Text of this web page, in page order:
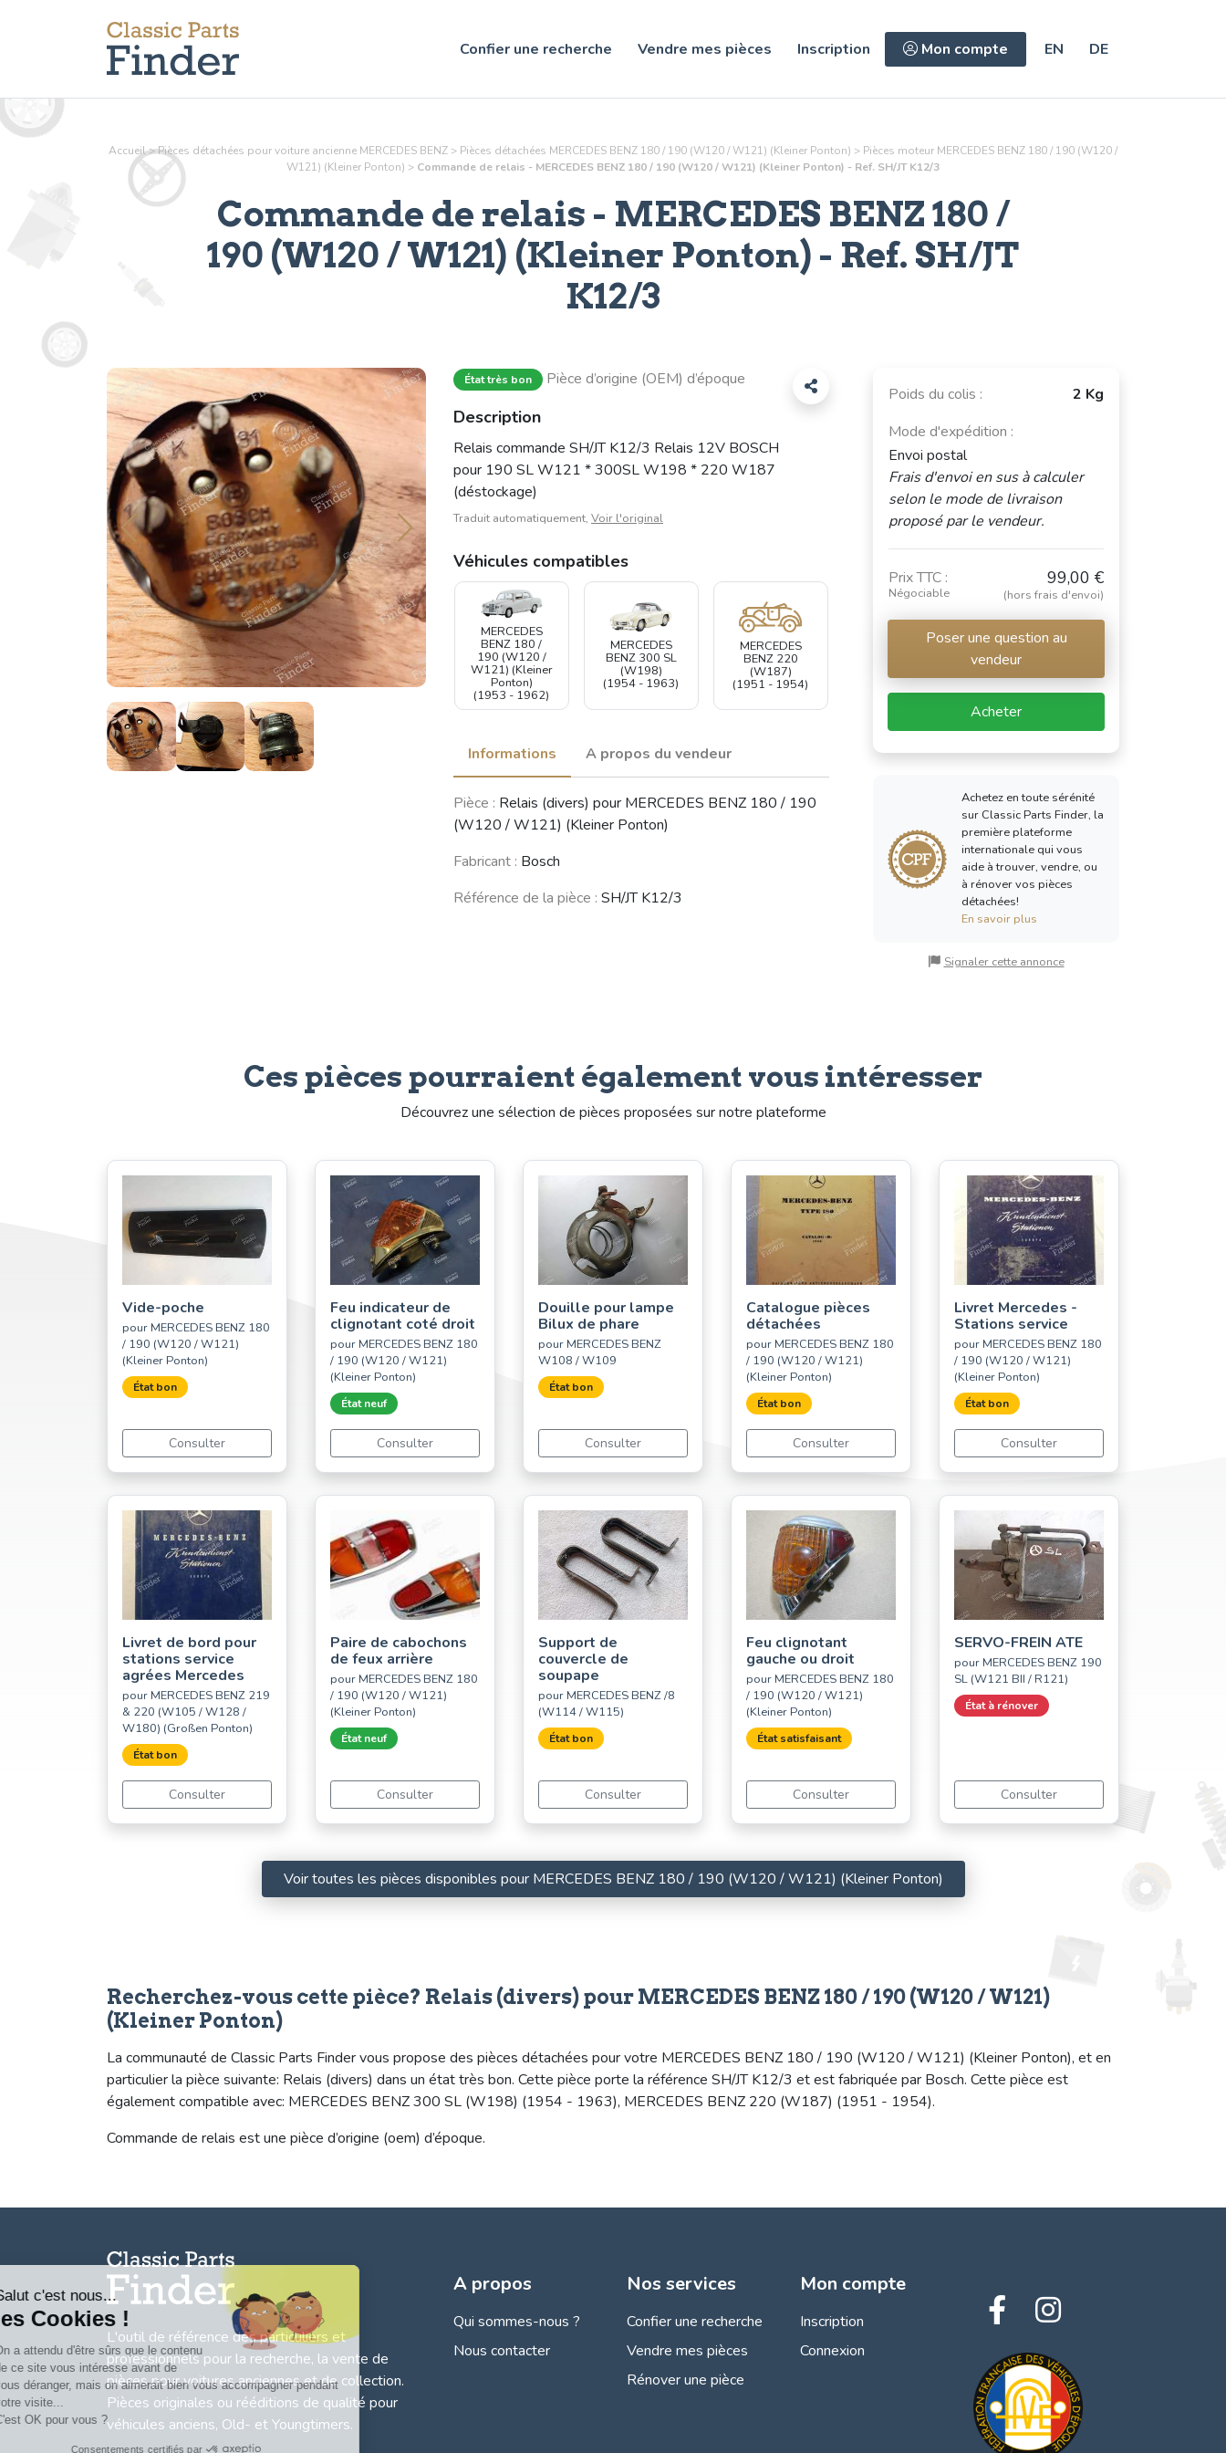
Confier une recherche Vendre mes pièces Inscription Mon compte EN DE
Accueil>Pièces détachées pour voiture ancienne MERCEDES BENZ > Pièces détachées MERCEDES BENZ 180 / 190 (W120 / W121) (Kleiner Ponton) > Pièces moteur MERCEDES BENZ 180 / 190 (W120 /
W121) (Kleiner Ponton) > Commande de relais - MERCEDES BENZ 180 / 190 (W120 / W121) (Kleiner Ponton) - Ref. SH/JT K12/3
Commande de relais - MERCEDES BENZ 180 /
190 (W120 / W121) (Kleiner Ponton) - Ref. SH/JT
K12/3
État très bon Pièce d’origine (OEM) d’époque
Description
Relais commande SH/JT K12/3 Relais 12V BOSCH
pour 190 SL W121 * 300SL W198 * 220 W187
(déstockage)
Traduit automatiquement, Voir l'original
Véhicules compatibles
MERCEDES
BENZ 180 /
190 (W120 /
W121) (Kleiner
Ponton)
(1953 - 1962)
MERCEDES
BENZ 300 SL
(W198)
(1954 - 1963)
MERCEDES
BENZ 220
(W187)
(1951 - 1954)
Informations A propos du vendeur
Pièce : Relais (divers) pour MERCEDES BENZ 180 / 190
(W120 / W121) (Kleiner Ponton)
Fabricant : Bosch
Référence de la pièce : SH/JT K12/3
Poids du colis :
2 Kg
Mode d'expédition :
Envoi postal
Frais d'envoi en sus à calculer
selon le mode de livraison
proposé par le vendeur.
Prix TTC :
Négociable
99,00 €
(hors frais d'envoi)
Poser une question au
vendeur
Acheter
Achetez en toute sérénité
sur Classic Parts Finder, la
première plateforme
internationale qui vous
aide à trouver, vendre, ou
à rénover vos pièces
détachées!
En savoir plus
Signaler cette annonce
Ces pièces pourraient également vous intéresser
Découvrez une sélection de pièces proposées sur notre plateforme
Vide-poche
pour MERCEDES BENZ 180
/ 190 (W120 / W121)
(Kleiner Ponton)
État bon
Consulter
Feu indicateur de
clignotant coté droit
pour MERCEDES BENZ 180
/ 190 (W120 / W121)
(Kleiner Ponton)
État neuf
Consulter
Douille pour lampe
Bilux de phare
pour MERCEDES BENZ
W108 / W109
État bon
Consulter
Catalogue pièces
détachées
pour MERCEDES BENZ 180
/ 190 (W120 / W121)
(Kleiner Ponton)
État bon
Consulter
Livret Mercedes -
Stations service
pour MERCEDES BENZ 180
/ 190 (W120 / W121)
(Kleiner Ponton)
État bon
Consulter
Livret de bord pour
stations service
agrées Mercedes
pour MERCEDES BENZ 219
& 220 (W105 / W128 /
W180) (Großen Ponton)
État bon
Consulter
Paire de cabochons
de feux arrière
pour MERCEDES BENZ 180
/ 190 (W120 / W121)
(Kleiner Ponton)
État neuf
Consulter
Support de
couvercle de
soupape
pour MERCEDES BENZ /8
(W114 / W115)
État bon
Consulter
Feu clignotant
gauche ou droit
pour MERCEDES BENZ 180
/ 190 (W120 / W121)
(Kleiner Ponton)
État satisfaisant
Consulter
SERVO-FREIN ATE
pour MERCEDES BENZ 190
SL (W121 BII / R121)
État à rénover
Consulter
Voir toutes les pièces disponibles pour MERCEDES BENZ 180 / 190 (W120 / W121) (Kleiner Ponton)
Recherchez-vous cette pièce? Relais (divers) pour MERCEDES BENZ 180 / 190 (W120 / W121)
(Kleiner Ponton)
La communauté de Classic Parts Finder vous propose des pièces détachées pour votre MERCEDES BENZ 180 / 190 (W120 / W121) (Kleiner Ponton), et en
particulier la pièce suivante: Relais (divers) dans un état très bon. Cette pièce porte la référence SH/JT K12/3 et est fabriquée par Bosch. Cette pièce est
également compatible avec: MERCEDES BENZ 300 SL (W198) (1954 - 1963), MERCEDES BENZ 220 (W187) (1951 - 1954).
Commande de relais est une pièce d’origine (oem) d’époque.
L'outil de référence des particuliers et
professionnels pour la recherche, la vente de
pièces pour voitures anciennes et de collection.
Pièces originales ou rééditions de qualité pour
véhicules anciens, Old- et Youngtimers.
A propos
Qui sommes-nous ?
Nous contacter
Nos services
Confier une recherche
Vendre mes pièces
Rénover une pièce
Mon compte
Inscription
Connexion
Salut c'est nous...
les Cookies !
On a attendu d'être sûrs que le contenu
de ce site vous intéresse avant de
vous déranger, mais on aimerait bien vous accompagner pendant
votre visite...
C'est OK pour vous ?
Consentements certifiés par